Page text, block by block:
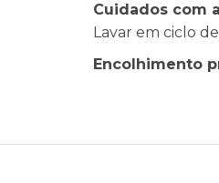
Cuidados com
Lavar em ciclo
Encolhimento